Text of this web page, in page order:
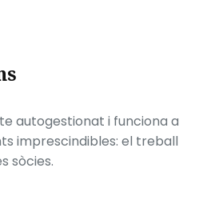
autogestionat i funciona a
imprescindibles: el treball
sòcies.